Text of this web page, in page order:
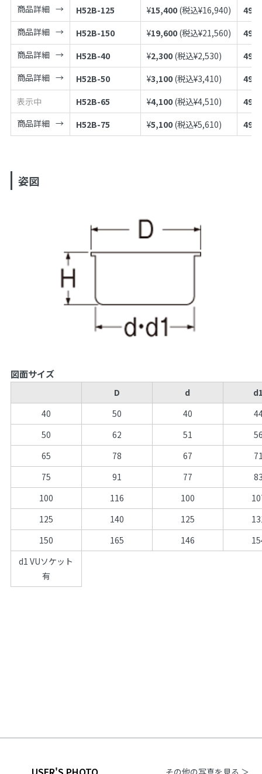
商品詳細
H52B-125 ¥15,400 (税込¥16,940)
商品詳細
H52B-150 ¥19,600 (税込¥21,560)
商品詳細
H52B-40 ¥2,300 (税込¥2,530)
商品詳細
H52B-50 ¥3,100 (税込¥3,410)
表示中
H52B-65 ¥4,100 (税込¥4,510)
商品詳細
H52B-75 ¥5,100 (税込¥5,610)
姿図
図面サイズ
D d
40
50 40
50
62 51
65
78 67
75
91 77
100
116 100
125
140 125
150
165 146
d1 VUソケット
有